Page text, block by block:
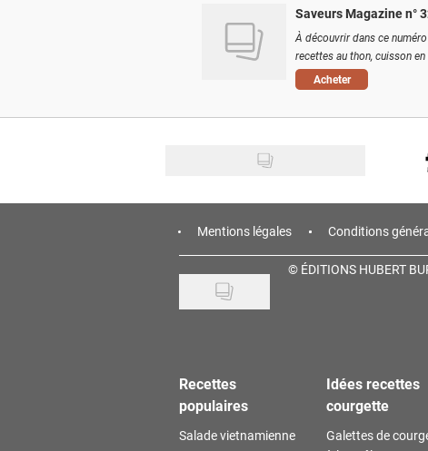
Saveurs Magazine n°
À découvrir dans ce
recettes au thon, cuisson
Acheter
Mentions légales Conditions
© ÉDITIONS HUBERT
Recettes
populaires
Salade vietnamienne
Idées recettes
courgette
Galettes de